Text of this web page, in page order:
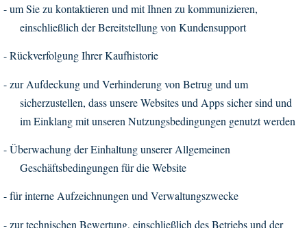
-um Sie zu kontaktieren und mit Ihnen zu kommunizieren,
einschließlich der Bereitstellung von Kundensupport
-Rückverfolgung Ihrer Kaufhistorie
-zur Aufdeckung und Verhinderung von Betrug und um
sicherzustellen, dass unsere Websites und Apps sicher sind und
im Einklang mit unseren Nutzungsbedingungen genutzt werden
-Überwachung der Einhaltung unserer Allgemeinen
Geschäftsbedingungen für die Website
-für interne Aufzeichnungen und Verwaltungszwecke
-zur technischen Bewertung, einschließlich des Betriebs und der